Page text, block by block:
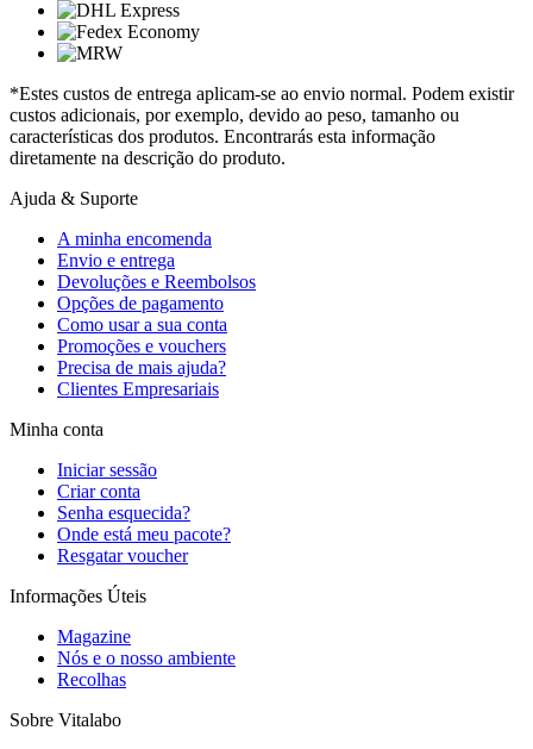
*Estes custos de entrega aplicam-se ao envio normal. Podem existir
custos adicionais, por exemplo, devido ao peso, tamanho ou
características dos produtos. Encontrarás esta informação
diretamente na descrição do produto.
Ajuda & Suporte
A minha encomenda
Envio e entrega
Devoluções e Reembolsos
Opções de pagamento
Como usar a sua conta
Promoções e vouchers
Precisa de mais ajuda?
Clientes Empresariais
Minha conta
Iniciar sessão
Criar conta
Senha esquecida?
Onde está meu pacote?
Resgatar voucher
Informações Úteis
Magazine
Nós e o nosso ambiente
Recolhas
Sobre Vitalabo